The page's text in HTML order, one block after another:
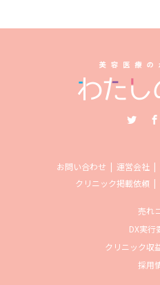
お問い合わせ 運営会社
クリニック掲載依頼
売れ
DX実行
クリニック収
採用